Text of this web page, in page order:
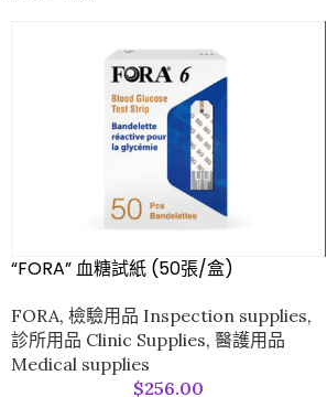
“FORA” 血糖試紙 (50張/盒)
FORA, 檢驗用品 Inspection supplies,
診所用品 Clinic Supplies, 醫護用品
Medical supplies
$256.00